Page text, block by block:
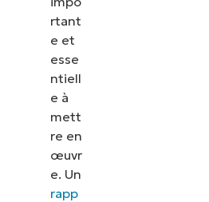
rtant
e et
esse
ntiell
e à
mett
re en
œuvr
e. Un
rapp